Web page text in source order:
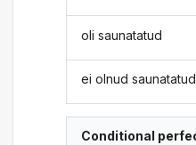
oli saunatatud
ei olnud
Conditional